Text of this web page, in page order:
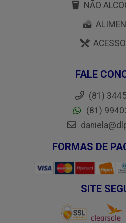
NÃO
FALE
(81)
(81)
FORMAS DE
SITE